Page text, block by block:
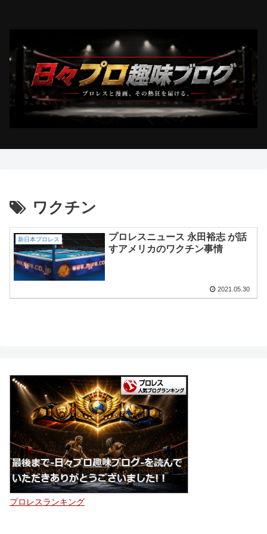
ワクチン
新日本プロレス
プロレスニュース 永田裕志 が話
すアメリカのワクチン事情
2021.05.30
プロレスランキング